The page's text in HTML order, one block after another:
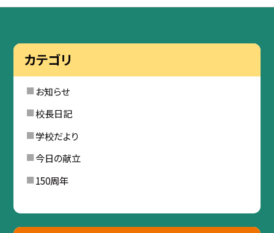
カテゴリ
お知らせ
校長日記
学校だより
今日の献立
150周年